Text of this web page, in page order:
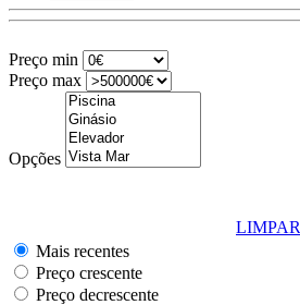
Preço min
Preço max
Opções
LIMPAR
Mais recentes
Preço crescente
Preço decrescente